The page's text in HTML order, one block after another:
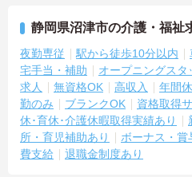
静岡県沼津市の介護・福祉
夜勤専従 駅から徒歩10分以内
宅手当・補助
オープニングスタ
求人
無資格OK 高収入 年間
勤のみ
ブランクOK 資格取得
休･育休･介護休暇取得実績あり
所・育児補助あり
ボーナス・賞
費支給
退職金制度あり